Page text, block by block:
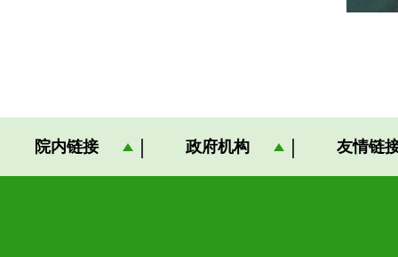
院内链接 政府机构 友情链